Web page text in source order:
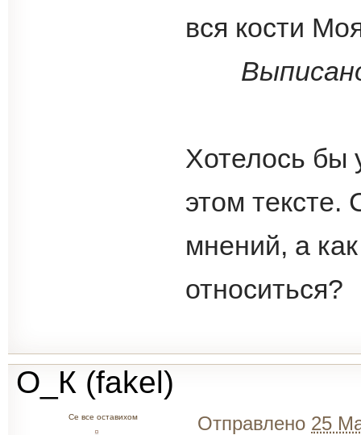
вся кости
Хотелось бы
этом
мнений, а
относиться?
О_К (fakel)
Се все оставихом Отправлено 25